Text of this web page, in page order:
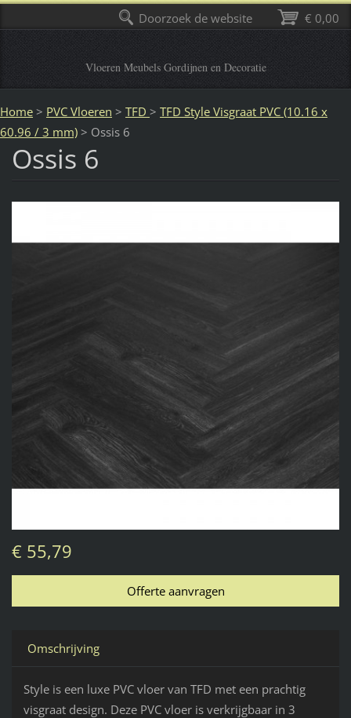
Vloeren Meubels Gordijnen en Decoratie
Home > PVC Vloeren > TFD > TFD Style Visgraat PVC (10.16 x
60.96 / 3 mm) > Ossis 6
Ossis 6
€ 55,79
Omschrijving
Style is een luxe PVC vloer van TFD met een prachtig
visgraat design. Deze PVC vloer is verkrijgbaar in 3
€ 0,00
Doorzoek de website